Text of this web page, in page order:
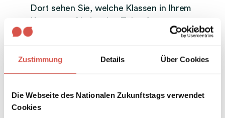
Zustimmung Details Über Cookies
Die Webseite des Nationalen Zukunftstags verwendet
Cookies
Dort sehen Sie, welche Klassen in Ihrem
Kanton am Nationalen Zukunftstag
teilnehmen dürfen.
Für Kinder, die nicht am Nationalen
Zukunftstag mitmachen, gibt es Projekte zum
Thema «Offene Ausbildungs- und
dass sie eine Ausbildung oder einen Beruf
ohne Vorurteile wählen können.